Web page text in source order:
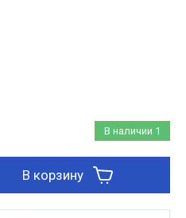
В наличии 1
В корзину